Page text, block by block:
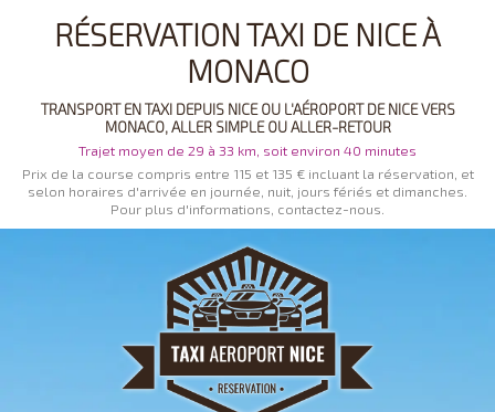
RÉSERVATION TAXI DE NICE À
MONACO
TRANSPORT EN TAXI DEPUIS NICE OU L'AÉROPORT DE NICE VERS
MONACO, ALLER SIMPLE OU ALLER-RETOUR
Trajet moyen de 29 à 33 km, soit environ 40 minutes
Prix de la course compris entre 115 et 135 € incluant la réservation, et
selon horaires d'arrivée en journée, nuit, jours fériés et dimanches.
Pour plus d'informations, contactez-nous.